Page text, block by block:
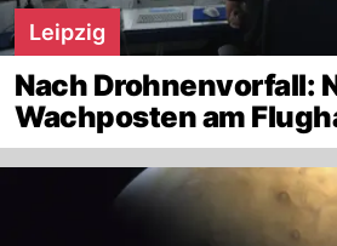
Leipzig
Nach Drohnenvorfall:
Wachposten am